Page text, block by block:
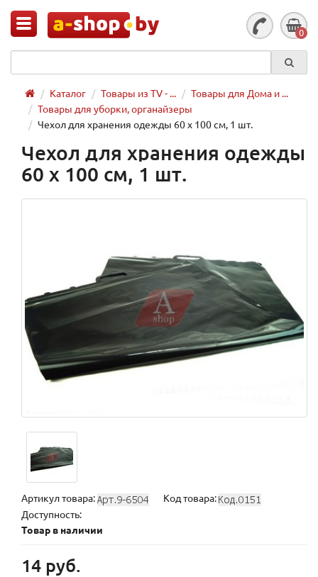
0
Каталог Товары из TV - ...
Товары для Дома и ...
Товары для уборки, органайзеры
Чехол для хранения одежды 60 х 100 см, 1 шт.
Чехол для хранения одежды
60 х 100 см, 1 шт.
Артикул товара:
Код товара:
Доступность:
Товар в наличии
14 руб.